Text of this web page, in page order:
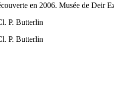
en 2006. Musée de Deir
P. Butterlin
P. Butterlin